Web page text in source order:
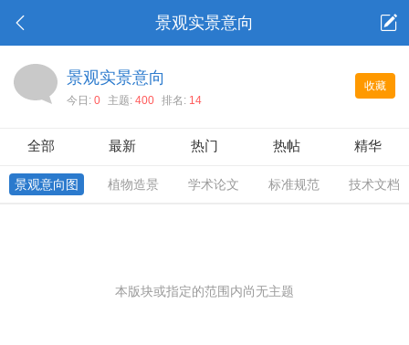
景观实景意向
收藏
景观实景意向
今日: 0 主题: 400 排名: 14
全部 最新 热门 热帖 精华
景观意向图 植物造景 学术论文 标准规范 技术文档
本版块或指定的范围内尚无主题